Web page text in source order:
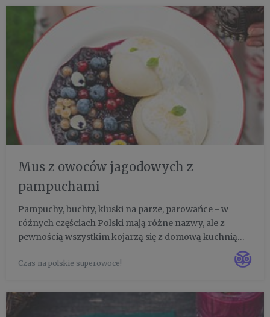
Mus z owoców jagodowych z
pampuchami
Pampuchy, buchty, kluski na parze, parowańce - w
różnych częściach Polski mają różne nazwy, ale z
pewnością wszystkim kojarzą się z domową kuchnią
dodatkami - ascetycznie ze śmietaną, cukrem i
Czas na polskie superowoce!